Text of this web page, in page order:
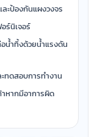
ะป้องกันแผงวงจร
ร์นิเจอร์
น้ำทิ้งด้วยน้ำแรงดัน
ทดสอบการทำงาน
หากมีอาการผิด